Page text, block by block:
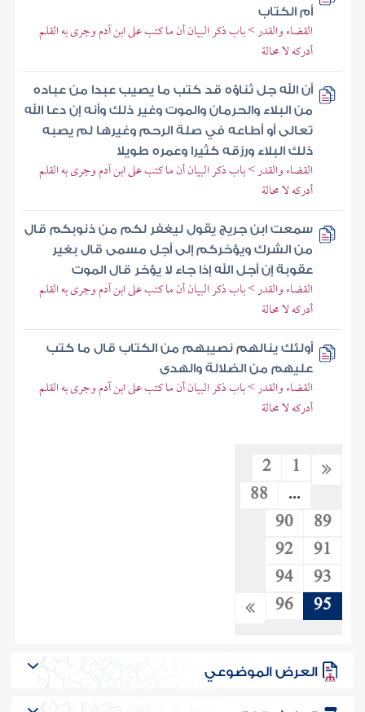
أم الكتاب
القضاء والقدر > باب ذكر البيان أن ما كتب على ابن آدم وجرى به القلم
أدركه لا محالة
أن الله جل ثناؤه قد كتب ما يصيب عبدا من عباده
من البلاء والحرمان والموت وغير ذلك وأنه إن دعا الله
تعالى أو أطاعه في صلة الرحم وغيرها لم يصبه
ذلك البلاء ورزقه كثيرا وعمره طويلا
القضاء والقدر > باب ذكر البيان أن ما كتب على ابن آدم وجرى به القلم
أدركه لا محالة
سمعت ابن جريج يقول ليغفر لكم من ذنوبكم قال
من الشرك ويؤخركم إلى أجل مسمى قال بغير
عقوبة إن أجل الله إذا جاء لا يؤخر قال الموت
القضاء والقدر > باب ذكر البيان أن ما كتب على ابن آدم وجرى به القلم
أدركه لا محالة
أولئك ينالهم نصيبهم من الكتاب قال ما كتب
عليهم من الضلالة والهدى
القضاء والقدر > باب ذكر البيان أن ما كتب على ابن آدم وجرى به القلم
أدركه لا محالة
1
2
...
88
89
90
91
92
93
94
95
96
العرض الموضوعي